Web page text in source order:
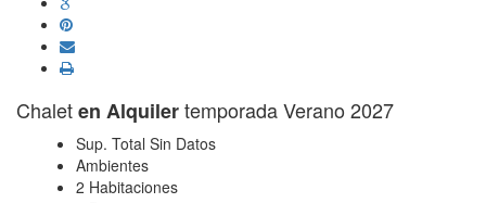
Chaleten Alquilertemporada Verano 2027
Sup. Total Sin Datos
Ambientes
2 Habitaciones